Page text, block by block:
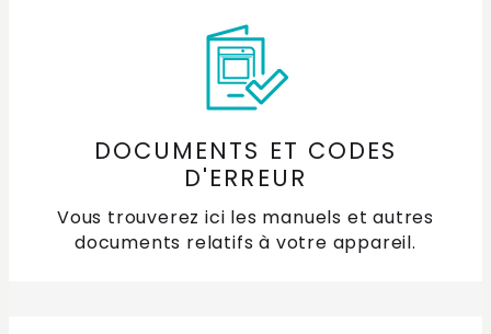
Comment brancher ma plaque de cuisson à
Comment fonctionne ma plaque de cuisson à
Est-il possible d'encastrer ma plaque de cuisson à
DOCUMENTS ET CODES
D'ERREUR
Vous trouverez ici les manuels et autres
documents relatifs à votre appareil.